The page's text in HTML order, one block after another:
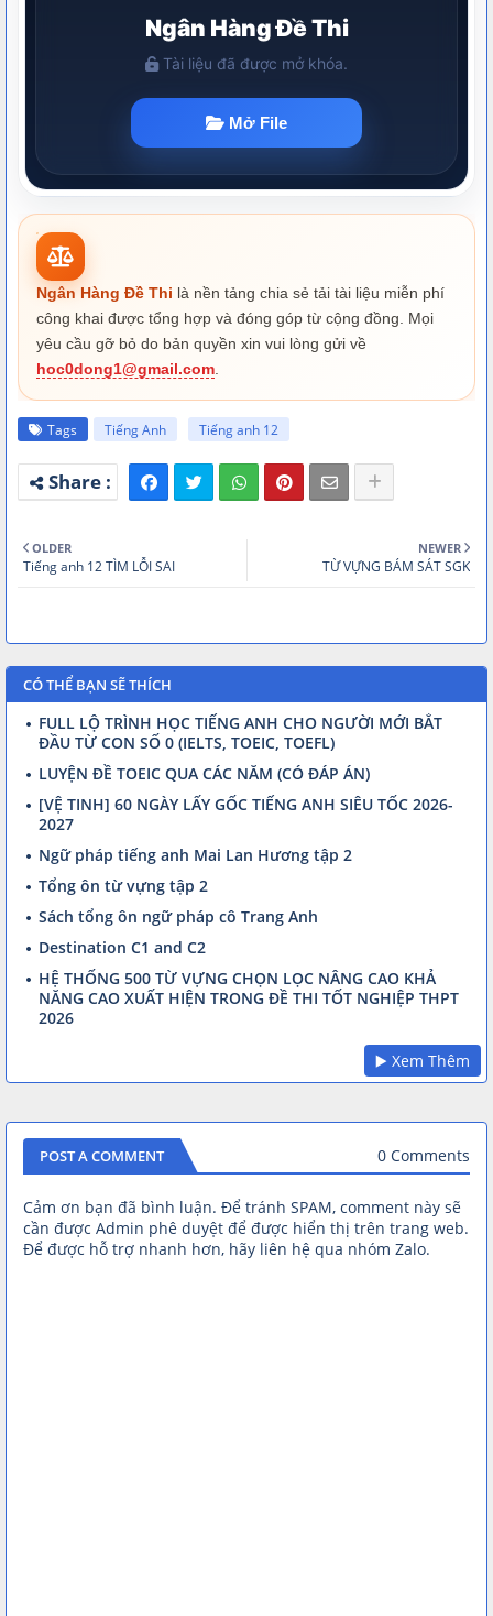
Ngân Hàng Đề Thi là nền tảng chia sẻ tải tài liệu miễn phí
công khai được tổng hợp và đóng góp từ cộng đồng. Mọi
yêu cầu gỡ bỏ do bản quyền xin vui lòng gửi về
hoc0dong1@gmail.com
Tags Tiếng Anh Tiếng anh 12
NEWER
TỪ VỰNG BÁM SÁT SGK
OLDER
Tiếng anh 12 TÌM LỖI SAI
CÓ THỂ BẠN SẼ THÍCH
FULL LỘ TRÌNH HỌC TIẾNG ANH CHO NGƯỜI MỚI BẮT
ĐẦU TỪ CON SỐ 0 (IELTS, TOEIC, TOEFL)
LUYỆN ĐỀ TOEIC QUA CÁC NĂM (CÓ ĐÁP ÁN)
[VỆ TINH] 60 NGÀY LẤY GỐC TIẾNG ANH SIÊU TỐC 2026-
2027
Ngữ pháp tiếng anh Mai Lan Hương tập 2
Tổng ôn từ vựng tập 2
Sách tổng ôn ngữ pháp cô Trang Anh
Destination C1 and C2
HỆ THỐNG 500 TỪ VỰNG CHỌN LỌC NÂNG CAO KHẢ
NĂNG CAO XUẤT HIỆN TRONG ĐỀ THI TỐT NGHIỆP THPT
2026
▶️ Xem Thêm
POST A COMMENT 0 Comments
Cảm ơn bạn đã bình luận. Để tránh SPAM, comment này sẽ
cần được Admin phê duyệt để được hiển thị trên trang web.
Để được hỗ trợ nhanh hơn, hãy liên hệ qua nhóm Zalo.